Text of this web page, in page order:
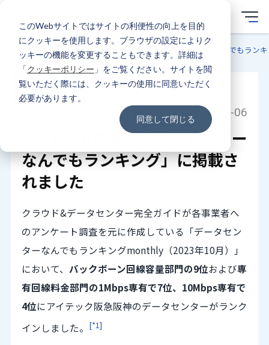
このWebサイトではサイトの利便性の向上を目的
にクッキーを使用します。ブラウザの設定によりク
ッキーの機能を変更することもできます。詳細は
「クッキーポリシー 」をご覧ください。サイトを閲
覧いただく際には、クッキーの使用に同意いただく
必要があります。
同意して閉じる
ブログ お知らせ 2023年10月度「データセンターなんでもラン
お知らせ
2023-10-06
2023年10月度「データセンター
なんでもランキング」に掲載さ
れました
クラウド&データセンター完全ガイドが各事業者へ
のアンケート調査を元に作成している「データセン
ターなんでもランキングmonthly（2023年10月）」
において、 バックボーン回線容量部門の9位および専
有回線料金部門の1Mbps専有で7位、10Mbps専有で
4位にアイテック阪急阪神のデータセンターがランク
インしました。 [*1]